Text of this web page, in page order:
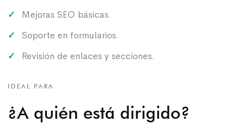
Mejoras SEO básicas.
Soporte en formularios.
Revisión de enlaces y secciones.
IDEAL PARA
¿A quién está dirigido?